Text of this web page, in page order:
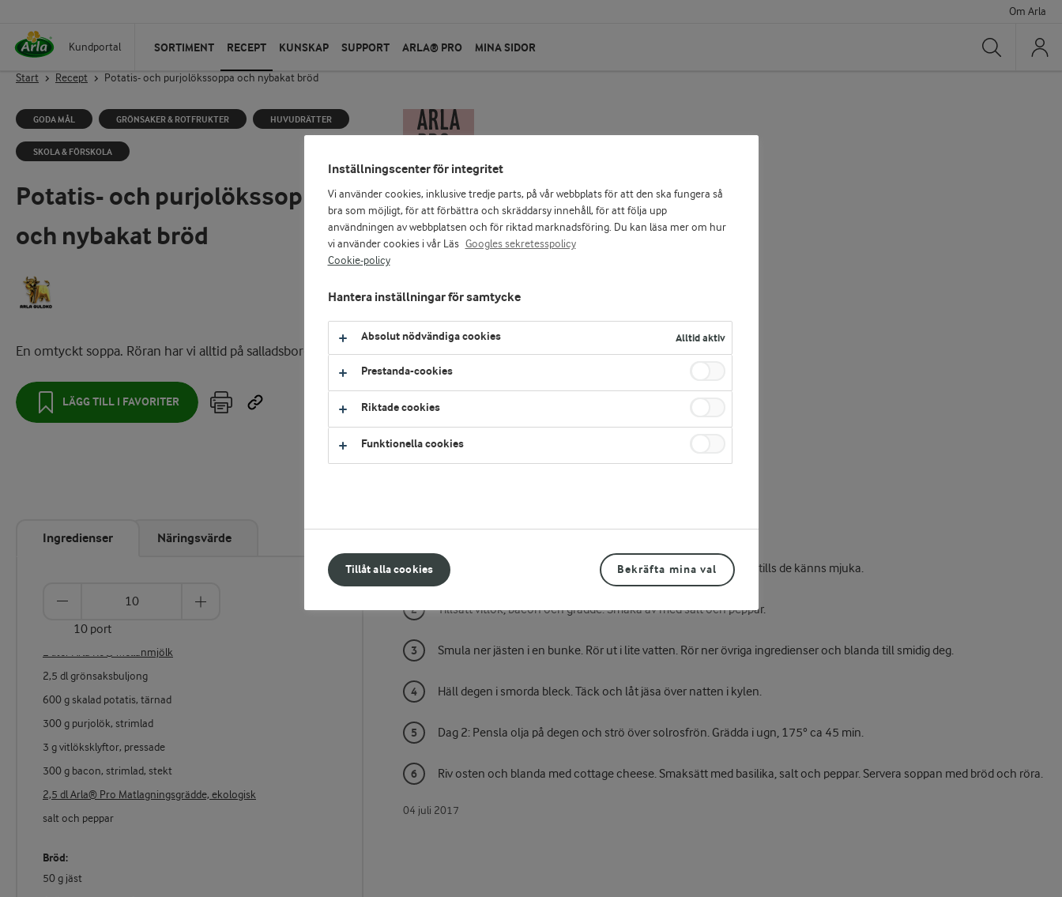
Om Arla
Kundportal SORTIMENT RECEPT KUNSKAP SUPPORT ARLA® PRO MINA SIDOR Sök
Start Recept Potatis- och purjolökssoppa och nybakat bröd
GODA MÅL GRÖNSAKER & ROTFRUKTER HUVUDRÄTTER
SKOLA & FÖRSKOLA
Potatis- och purjolökssoppa
och nybakat bröd
En omtyckt soppa. Röran har vi alltid på salladsbordet.
LÄGG TILL I FAVORITER
Ingredienser Näringsvärde
10 port
2 liter Arla Ko® Mellanmjölk
2,5 dl grönsaksbuljong
600 g skalad potatis, tärnad
300 g purjolök, strimlad
3 g vitlöksklyftor, pressade
300 g bacon, strimlad, stekt
2,5 dl Arla® Pro Matlagningsgrädde, ekologisk
salt och peppar
Bröd:
50 g jäst
Gör så här
Koka upp mjölk och buljong. Lägg i potatis och purjolök. Koka tills de känns mjuka.
Tillsätt vitlök, bacon och grädde. Smaka av med salt och peppar.
Smula ner jästen i en bunke. Rör ut i lite vatten. Rör ner övriga ingredienser och blanda till smidig deg.
Häll degen i smorda bleck. Täck och låt jäsa över natten i kylen.
Dag 2: Pensla olja på degen och strö över solrosfrön. Grädda i ugn, 175° ca 45 min.
Riv osten och blanda med cottage cheese. Smaksätt med basilika, salt och peppar. Servera soppan med bröd och röra.
04 juli 2017
Inställningscenter för integritet
Vi använder cookies, inklusive tredje parts, på vår webbplats för att den ska fungera så
bra som möjligt, för att förbättra och skräddarsy innehåll, för att följa upp
användningen av webbplatsen och för riktad marknadsföring. Du kan läsa mer om hur
vi använder cookies i vår Läs Googles sekretesspolicy
Cookie-policy
Tillåt alla cookies
Hantera inställningar för samtycke
Absolut nödvändiga cookies Alltid aktiv
Prestanda-cookies
Riktade cookies
Funktionella cookies
Bekräfta mina val